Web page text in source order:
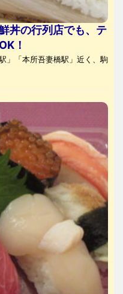
丼の行列店でも、テ
！
」「本所吾妻橋駅」近く、駒